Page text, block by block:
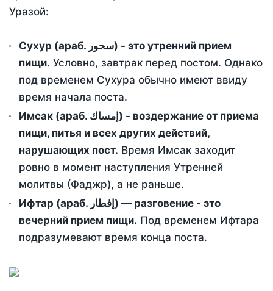
Уразой:
Сухур (араб. سحور) - это утренний прием
пищи. Условно, завтрак перед постом. Однако
под временем Сухура обычно имеют ввиду
время начала поста.
Имсак (араб. إمساك) - воздержание от приема
пищи, питья и всех других действий,
нарушающих пост. Время Имсак заходит
ровно в момент наступления Утренней
молитвы (Фаджр), а не раньше.
Ифтар (араб. إفطار) — разговение - это
вечерний прием пищи. Под временем Ифтара
подразумевают время конца поста.